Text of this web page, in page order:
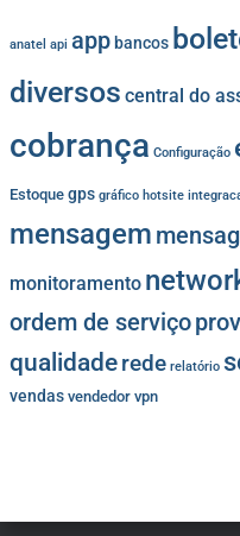
anatel api app bancos
diversos central do
cobrança Configuração
Estoque gps gráfico hotsite
mensagem
monitoramento
ordem de serviço
qualidaderede relatório
vendas vendedor vpn